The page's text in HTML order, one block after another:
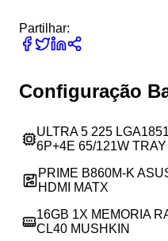
Partilhar:
Configuração
ULTRA 5 225
6P+4E 65/121W TRAY
PRIME B860M-K
HDMI MATX
16GB 1X MEMORIA
CL40 MUSHKIN